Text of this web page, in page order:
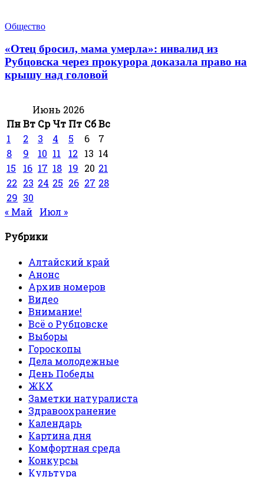
Общество
«Отец бросил, мама умерла»: инвалид из
Рубцовска через прокурора доказала право на
крышу над головой
Июнь 2026
ПнВт Ср Чт Пт СбВс
1
2 3 4 5 6
7
8
9 10 11 12 13 14
15
16 17 18 19 20 21
22 23 24 25 26 27 28
29 30
« Май
Июл »
Рубрики
Алтайский край
Анонс
Архив номеров
Видео
Внимание!
Всё о Рубцовске
Выборы
Гороскопы
Дела молодежные
День Победы
ЖКХ
Заметки натуралиста
Здравоохранение
Календарь
Картина дня
Комфортная среда
Конкурсы
Культура